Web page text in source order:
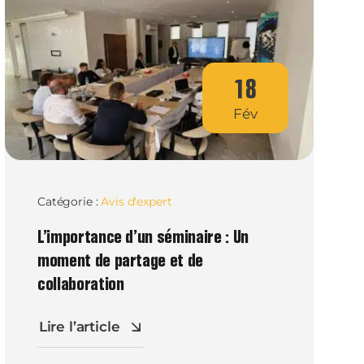
18
Fév
Catégorie :Avis d'expert
L’importance d’un séminaire : Un
moment de partage et de
collaboration
Lire l’article